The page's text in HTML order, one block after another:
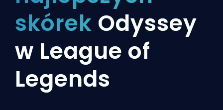
skórek Odyssey
w League of
Legends